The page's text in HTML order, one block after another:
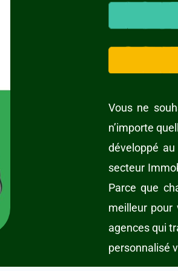
Vous ne
n’importe
développé
secteur
Parce que
meilleur pour
agences qui
personnalisé